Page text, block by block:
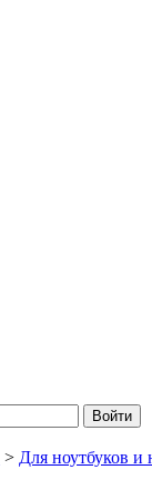
> Для ноутбуков и